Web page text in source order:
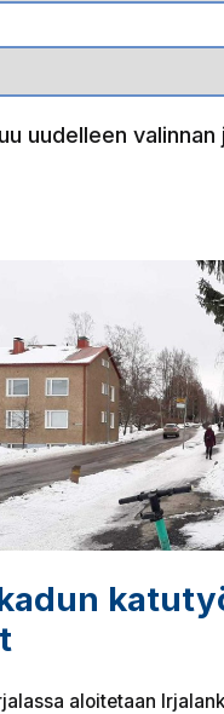
uudelleen valinnan
aloitetaan